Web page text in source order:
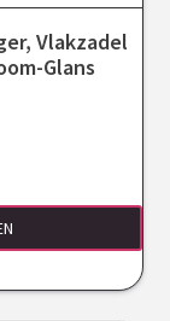
Vlakzadel
Glans